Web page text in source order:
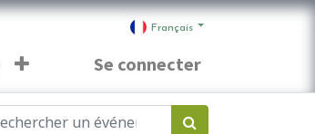
Français
Se connecter